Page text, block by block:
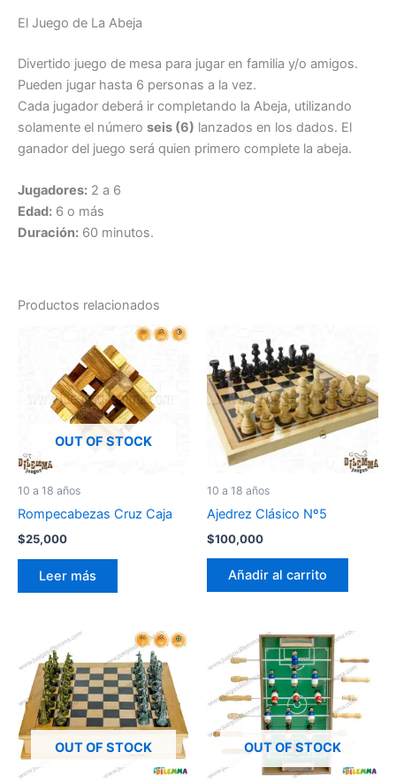
El Juego de La Abeja
Divertido juego de mesa para jugar en familia y/o amigos.
Pueden jugar hasta 6 personas a la vez.
Cada jugador deberá ir completando la Abeja, utilizando
solamente el número seis (6) lanzados en los dados. El
ganador del juego será quien primero complete la abeja.
Jugadores: 2 a 6
Edad: 6 o más
Duración: 60 minutos.
Productos relacionados
OUT OF STOCK
10 a 18 años
Rompecabezas Cruz Caja
$25,000
Leer más
10 a 18 años
Ajedrez Clásico Nº5
$100,000
Añadir al carrito
OUT OF STOCK OUT OF STOCK